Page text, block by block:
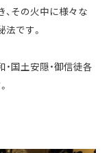
その火中に様々な
です。
国土安隠・御信徒各